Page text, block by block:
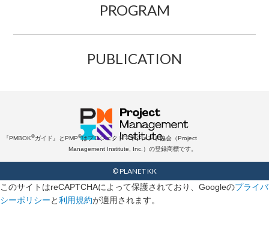
PROGRAM
PUBLICATION
『PMBOK®ガイド』とPMP®はプロジェクトマネジメント協会（Project
Management Institute, Inc.）の登録商標です。
© PLANET KK
このサイトはreCAPTCHAによって保護されており、Googleのプライバ
シーポリシーと利用規約が適用されます。